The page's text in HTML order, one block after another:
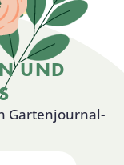
UND
Gartenjournal-